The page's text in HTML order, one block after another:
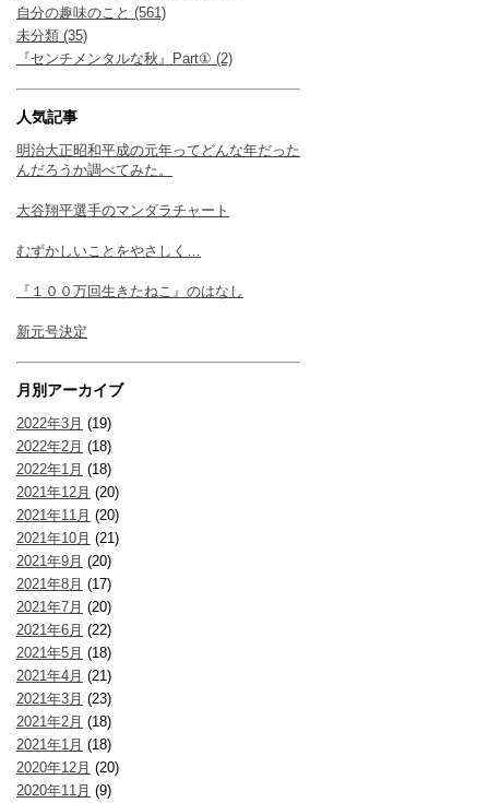
自分の趣味のこと (561)
未分類 (35)
『センチメンタルな秋』Part① (2)
人気記事
明治大正昭和平成の元年ってどんな年だった
んだろうか調べてみた。
大谷翔平選手のマンダラチャート
むずかしいことをやさしく…
『１００万回生きたねこ』のはなし
新元号決定
月別アーカイブ
2022年3月 (19)
2022年2月 (18)
2022年1月 (18)
2021年12月 (20)
2021年11月 (20)
2021年10月 (21)
2021年9月 (20)
2021年8月 (17)
2021年7月 (20)
2021年6月 (22)
2021年5月 (18)
2021年4月 (21)
2021年3月 (23)
2021年2月 (18)
2021年1月 (18)
2020年12月 (20)
2020年11月 (9)